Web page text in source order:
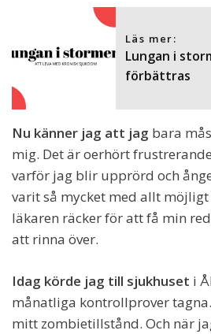
Läs mer:
Lungan i
förbättras
Nu känner jag att jag bara
mig. Det är oerhört
varför jag blir upprörd och
varit så mycket med allt
läkaren räcker för att få min
att rinna över.
Idag körde jag till sjukhuset i
månatliga kontrollprover
mitt zombietillstånd. Och när